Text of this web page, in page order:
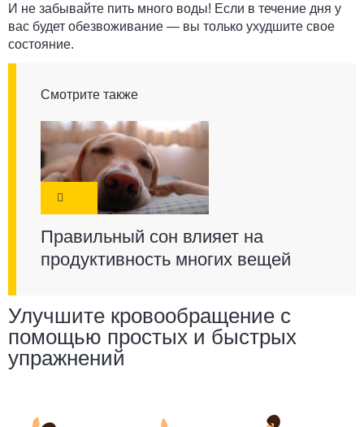
И не забывайте пить много воды! Если в течение дня у
вас будет обезвоживание — вы только ухудшите свое
состояние.
Смотрите также
Правильный сон влияет на
продуктивность многих вещей
Улучшите кровообращение с
помощью простых и быстрых
упражнений